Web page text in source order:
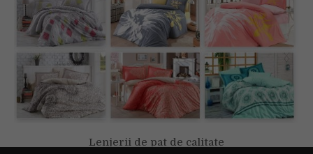
Lenjerii de pat de calitate